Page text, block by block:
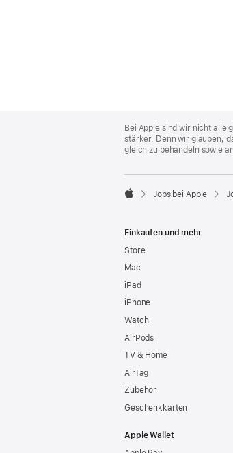
Footer
Bei Apple sind wir nicht alle
stärker. Denn wir glauben,
gleich zu behandeln sowie

Jobs bei Apple
Einkaufen und mehr
Store
Mac
iPad
iPhone
Watch
AirPods
TV & Home
AirTag
Zubehör
Geschenkkarten
Apple Wallet